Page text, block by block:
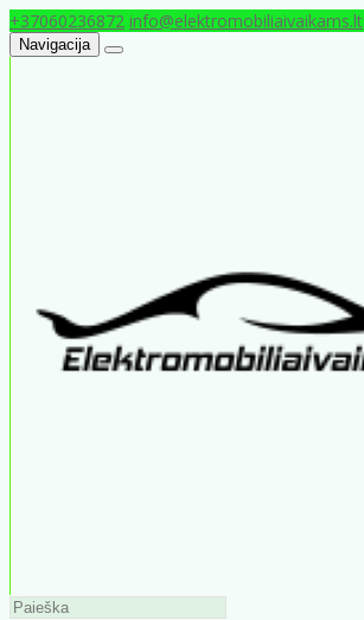
+37060236872 info@elektromobiliaivaikams.lt
Navigacija